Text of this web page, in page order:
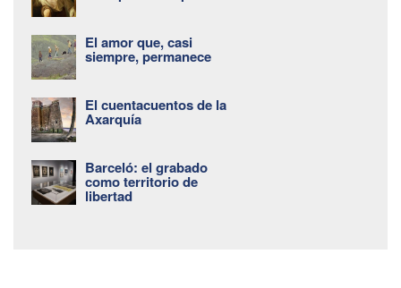
El amor que, casi
siempre, permanece
El cuentacuentos de la
Axarquía
Barceló: el grabado
como territorio de
libertad